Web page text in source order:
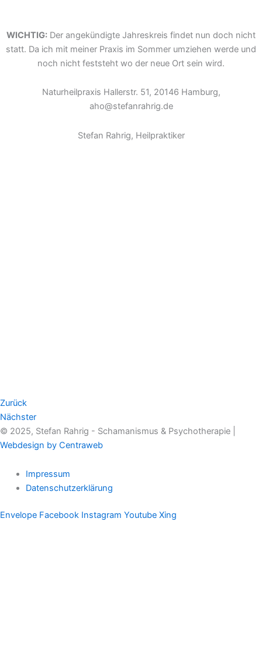
WICHTIG: Der angekündigte Jahreskreis findet nun doch nicht
statt. Da ich mit meiner Praxis im Sommer umziehen werde und
noch nicht feststeht wo der neue Ort sein wird.
Naturheilpraxis Hallerstr. 51, 20146 Hamburg,
aho@stefanrahrig.de
Stefan Rahrig, Heilpraktiker
Zurück
Nächster
© 2025, Stefan Rahrig - Schamanismus & Psychotherapie |
Webdesign by Centraweb
Impressum
Datenschutzerklärung
Envelope Facebook Instagram Youtube Xing